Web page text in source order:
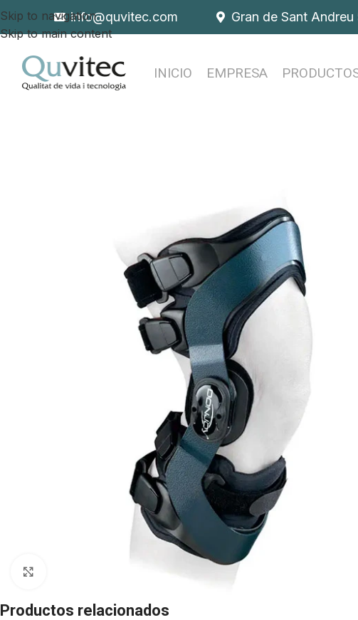
Skip to navigation
Skip to main content
info@quvitec.com Gran de Sant
INICIO EMPRESA
Productos relacionados